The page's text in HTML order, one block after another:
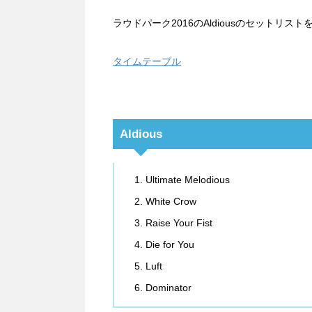
ラウドパーク2016のAldiousのセットリスト
タイムテーブル
Aldious
Ultimate Melodious
White Crow
Raise Your Fist
Die for You
Luft
Dominator